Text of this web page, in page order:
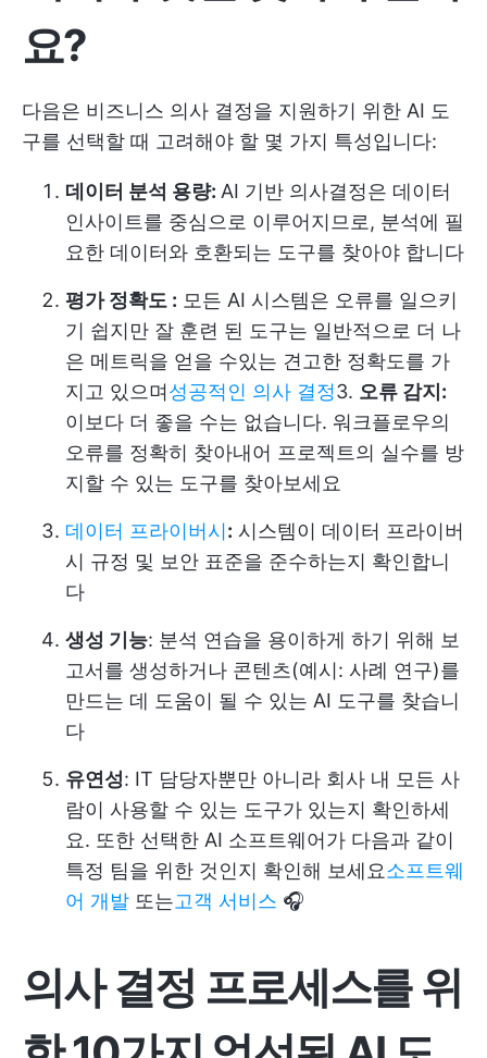
요?
다음은 비즈니스 의사 결정을 지원하기 위한 AI 도
구를 선택할 때 고려해야 할 몇 가지 특성입니다:
데이터 분석 용량: AI 기반 의사결정은 데이터
인사이트를 중심으로 이루어지므로, 분석에 필
요한 데이터와 호환되는 도구를 찾아야 합니다
평가 정확도 : 모든 AI 시스템은 오류를 일으키
기 쉽지만 잘 훈련 된 도구는 일반적으로 더 나
은 메트릭을 얻을 수있는 견고한 정확도를 가
지고 있으며성공적인 의사 결정3. 오류 감지:
이보다 더 좋을 수는 없습니다. 워크플로우의
오류를 정확히 찾아내어 프로젝트의 실수를 방
지할 수 있는 도구를 찾아보세요
데이터 프라이버시: 시스템이 데이터 프라이버
시 규정 및 보안 표준을 준수하는지 확인합니
다
생성 기능: 분석 연습을 용이하게 하기 위해 보
고서를 생성하거나 콘텐츠(예시: 사례 연구)를
만드는 데 도움이 될 수 있는 AI 도구를 찾습니
다
유연성: IT 담당자뿐만 아니라 회사 내 모든 사
람이 사용할 수 있는 도구가 있는지 확인하세
요. 또한 선택한 AI 소프트웨어가 다음과 같이
특정 팀을 위한 것인지 확인해 보세요소프트웨
어 개발 또는고객 서비스 🎧
의사 결정 프로세스를 위